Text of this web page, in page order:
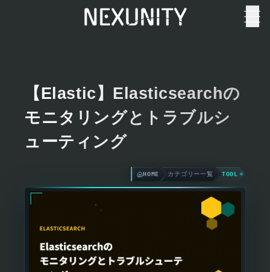
【Elastic】Elasticsearchの
モニタリングとトラブルシ
ューティング
HOME カテゴリー一覧 TOOL